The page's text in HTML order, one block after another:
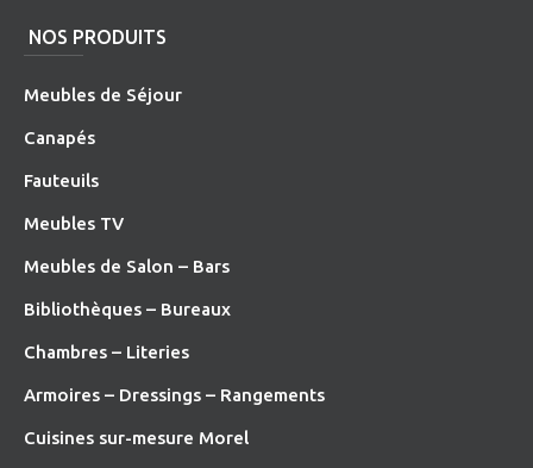
NOS PRODUITS
Meubles de Séjour
Canapés
Fauteuils
Meubles TV
Meubles de Salon – Bars
Bibliothèques – Bureaux
Chambres – Literies
Armoires – Dressings – Rangements
Cuisines sur-mesure Morel